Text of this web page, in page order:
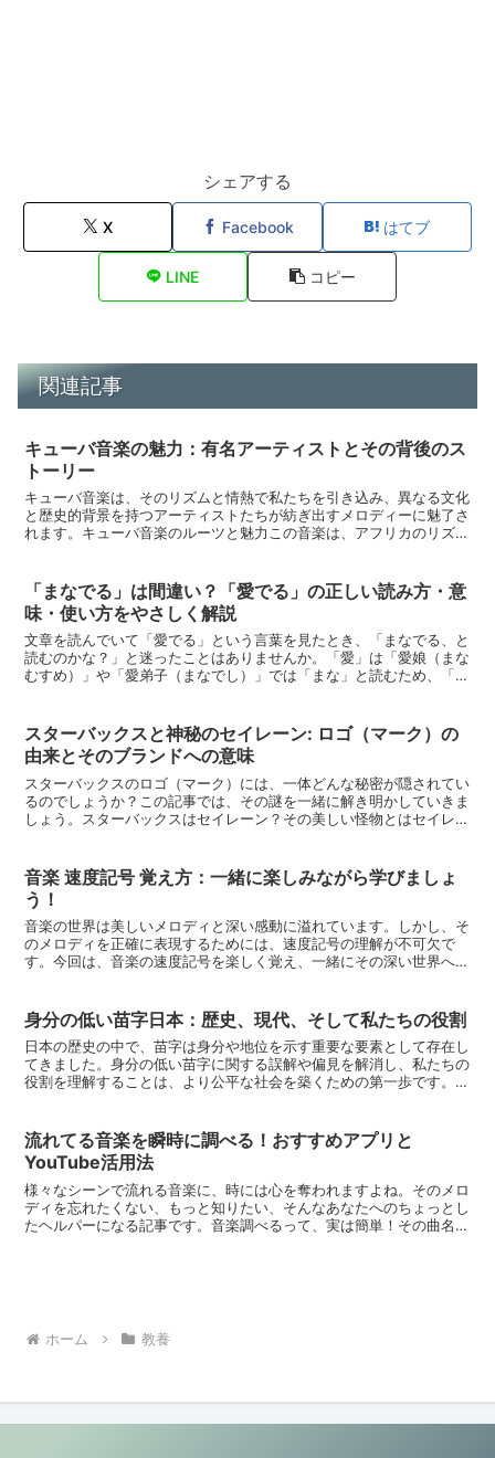
シェアする
X Facebook はてブ
LINE コピー
関連記事
キューバ音楽の魅力：有名アーティストとその背後のス
トーリー
キューバ音楽は、そのリズムと情熱で私たちを引き込み、異なる文化
と歴史的背景を持つアーティストたちが紡ぎ出すメロディーに魅了さ
れます。キューバ音楽のルーツと魅力この音楽は、アフリカのリズム
「まなでる」は間違い？「愛でる」の正しい読み方・意
味・使い方をやさしく解説
文章を読んでいて「愛でる」という言葉を見たとき、「まなでる、と
読むのかな？」と迷ったことはありませんか。「愛」は「愛娘（まな
むすめ）」や「愛弟子（まなでし）」では「まな」と読むため、「愛
スターバックスと神秘のセイレーン: ロゴ（マーク）の
由来とそのブランドへの意味
スターバックスのロゴ（マーク）には、一体どんな秘密が隠されてい
るのでしょうか？この記事では、その謎を一緒に解き明かしていきま
しょう。スターバックスはセイレーン？その美しい怪物とはセイレー
音楽 速度記号 覚え方：一緒に楽しみながら学びましょ
う！
音楽の世界は美しいメロディと深い感動に溢れています。しかし、そ
のメロディを正確に表現するためには、速度記号の理解が不可欠で
す。今回は、音楽の速度記号を楽しく覚え、一緒にその深い世界へ足
身分の低い苗字日本：歴史、現代、そして私たちの役割
日本の歴史の中で、苗字は身分や地位を示す重要な要素として存在し
てきました。身分の低い苗字に関する誤解や偏見を解消し、私たちの
役割を理解することは、より公平な社会を築くための第一歩です。身
流れてる音楽を瞬時に調べる！おすすめアプリと
YouTube活用法
様々なシーンで流れる音楽に、時には心を奪われますよね。そのメロ
ディを忘れたくない、もっと知りたい、そんなあなたへのちょっとし
たヘルパーになる記事です。音楽調べるって、実は簡単！その曲名が
ホーム 教養